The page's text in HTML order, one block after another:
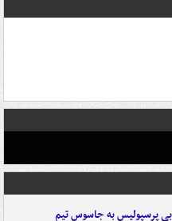
پرسپولیس به جاسوس تیم